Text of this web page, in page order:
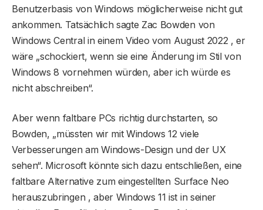
Benutzerbasis von Windows möglicherweise nicht gut
ankommen. Tatsächlich sagte Zac Bowden von
Windows Central in einem Video vom August 2022 , er
wäre „schockiert, wenn sie eine Änderung im Stil von
Windows 8 vornehmen würden, aber ich würde es
nicht abschreiben“.
Aber wenn faltbare PCs richtig durchstarten, so
Bowden, „müssten wir mit Windows 12 viele
Verbesserungen am Windows-Design und der UX
sehen“. Microsoft könnte sich dazu entschließen, eine
faltbare Alternative zum eingestellten Surface Neo
herauszubringen , aber Windows 11 ist in seiner